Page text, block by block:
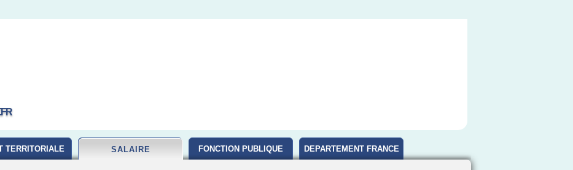
TERRITORIALE SALAIRE FONCTION PUBLIQUE DEPARTEMENT FRANCE